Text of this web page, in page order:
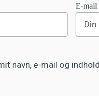
E-mail
navn, e-mail og